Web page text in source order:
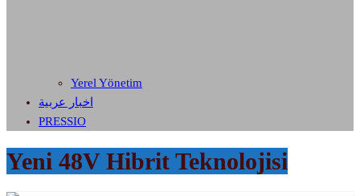
Yerel Yönetim
اخبار عربية
PRESSIO
Yeni 48V Hibrit Teknolojisi